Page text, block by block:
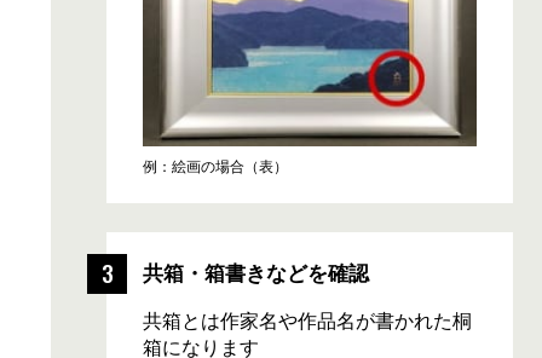
例：絵画の場合（表）
共箱・箱書きなどを確認
共箱とは作家名や作品名が書かれた桐
箱になります